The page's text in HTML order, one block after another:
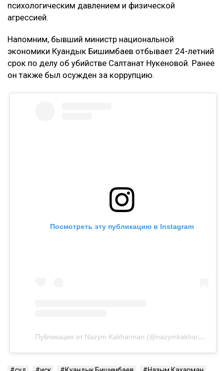
психологическим давлением и физической
агрессией.
Напомним, бывший министр национальной
экономики Куандык Бишимбаев отбывает 24-летний
срок по делу об убийстве Салтанат Нукеновой. Ранее
он также был осужден за коррупцию.
Посмотреть эту публикацию в Instagram
Публикация от Nazym Kakharman (@nazymkakharman)